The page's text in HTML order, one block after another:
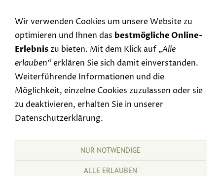
Wir verwenden Cookies um unsere Website zu
optimieren und Ihnen das bestmögliche Online-
Erlebniszu bieten. Mit dem Klick auf „Alle
erlauben“erklären Sie sich damit einverstanden.
Weiterführende Informationen und die
Möglichkeit, einzelne Cookies zuzulassen oder sie
zu deaktivieren, erhalten Sie in unserer
Datenschutzerklärung.
NUR NOTWENDIGE
ALLE ERLAUBEN